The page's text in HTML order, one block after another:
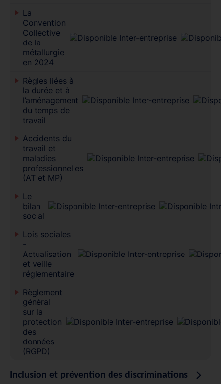
La
Convention
Collective
de la
métallurgie
en 2024
Règles liées à
la durée et à
l’aménagement
du temps de
travail
Accidents du
travail et
maladies
professionnelles
(AT et MP)
Le
bilan
social
Lois sociales
-
Actualisation
et veille
réglementaire
Règlement
général
sur la
protection
des
données
(RGPD)
Inclusion et prévention des discriminations